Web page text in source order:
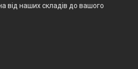
від наших складів до вашого